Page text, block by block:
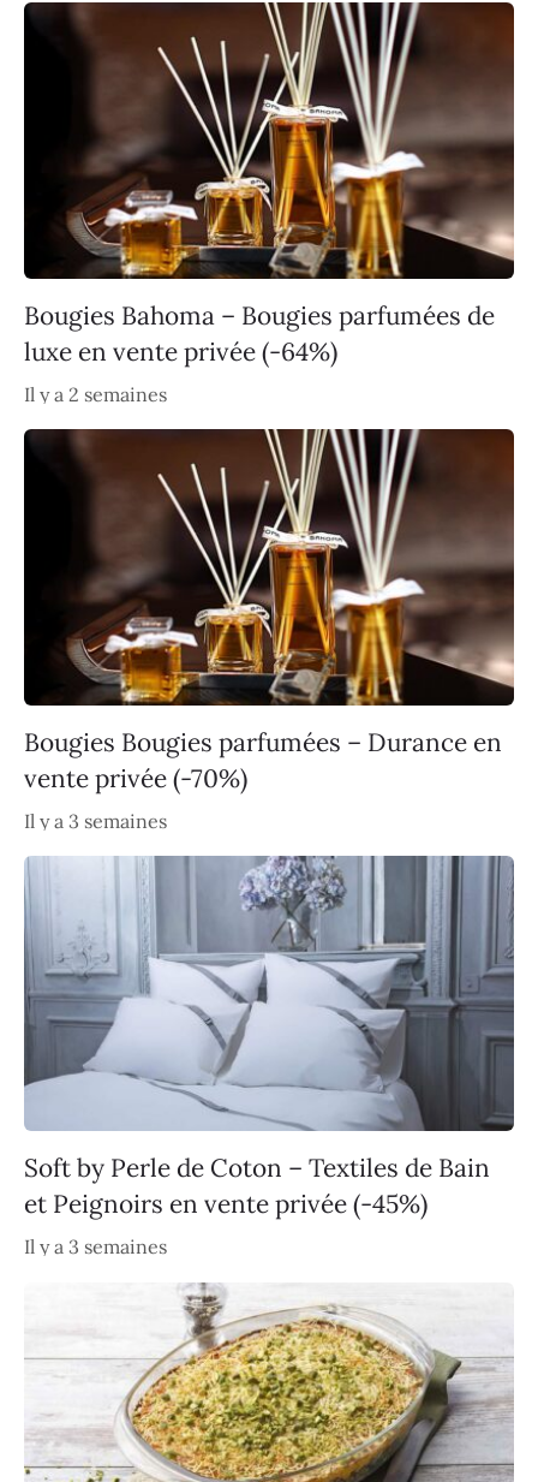
Bougies Bahoma – Bougies parfumées de
luxe en vente privée (-64%)
Il y a 2 semaines
Bougies Bougies parfumées – Durance en
vente privée (-70%)
Il y a 3 semaines
Soft by Perle de Coton – Textiles de Bain
et Peignoirs en vente privée (-45%)
Il y a 3 semaines